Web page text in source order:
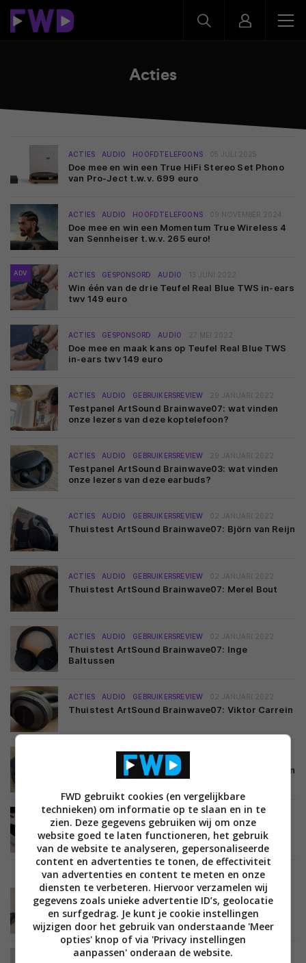
Acties
ACTIES AUDIO HOOFDTELEFOONS 05 JULI 2025
Doe mee en win een True HiFi Stereo Set Phono
van Pro-Ject t.w.v. 699 euro
ACTIES AUDIO HOOFDTELEFOONS 09 NOVEMBER 2024
Doe mee en win een Momentum True Wireless 4
van Sennheiser t.w.v. 265 euro!
ADV ACTIES GESPONSORD AUDIO 13 JUNI 2022
Win één van de drie Teufel Real Blue TWS in-ears
twv 149 euro
ACTIES GESPONSORD AUDIO 27 MEI 2022
Doe mee en maak kans op Teufel Real Blue TWS
in-ears twv 149 euro
ACTIES AUDIO GEBRUIKERSREVIEW 29 JANUARI 2022
Testpanel ArtSound Brainwave07: wat vinden
onze lezers van deze koptelefoon?
ACTIES AUDIO GEBRUIKERSREVIEW 29 JANUARI 2022
Testpanel ArtSound Brainwave03: wat vinden
onze lezers van deze earbuds?
ACTIES AUDIO GEBRUIKERSREVIEW 02 JANUARI 2022
Thuistest ArtSound Brainwave07: Björn van Reijn
ACTIES AUDIO GEBRUIKERSREVIEW 02 JANUARI 2022
Thuistest ArtSound Brainwave07: Merel Bout
ACTIES AUDIO GEBRUIKERSREVIEW 02 JANUARI 2022
Thuistest ArtSound Brainwave07: Inge
Baltussen
ACTIES AUDIO GEBRUIKERSREVIEW 02 JANUARI 2022
Thuistest ArtSound Brainwave07: Viktor Carrein
AUDIO GEBRUIKERSREVIEW
Thuistest ArtSound Brainwave03: Björn van Reijn
ACTIES GEBRUIKERSREVIEW 01 JANUARI 2022
Thuistest ArtSound Brainwave03: Merel Bout
ACTIES AUDIO GEBRUIKERSREVIEW 01 JANUARI 2022
Thuistest ArtSound Brainwave03: Inge
Baltussen
ACTIES AUDIO GEBRUIKERSREVIEW 01 JANUARI 2022
FWD gebruikt cookies (en vergelijkbare
technieken) om informatie op te slaan en in te
zien. Deze gegevens gebruiken wij om onze
website goed te laten functioneren, het gebruik
van de website te analyseren, gepersonaliseerde
content en advertenties te tonen, de effectiviteit
van advertenties en content te meten en onze
diensten te verbeteren. Hiervoor verzamelen wij
gegevens zoals unieke advertentie ID’s, geolocatie
en surfgedrag. Je kunt je cookie instellingen
wijzigen door het gebruik van onderstaande 'Meer
opties' knop of via 'Privacy instellingen
aanpassen' onderaan de website.